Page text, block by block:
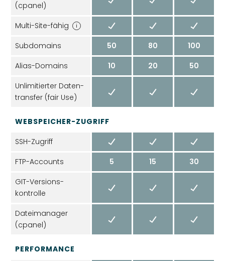
(cpanel)
Multi-Site-fähig
i
Subdomains 50 80
100
Alias-Domains
10 20
50
Unlimitierter Daten­
transfer (fair Use)
WEBSPEICHER-ZUGRIFF
SSH-Zugriff
FTP-Accounts
5 15
30
GIT-Versions­
kontrolle
Datei­manager
(cpanel)
PERFORMANCE